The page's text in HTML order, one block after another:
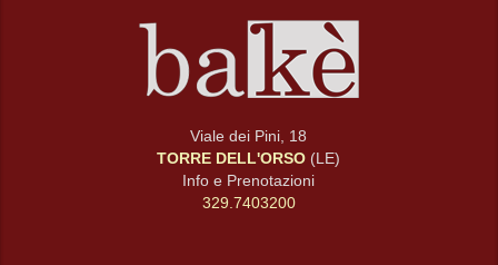
Viale dei Pini, 18
TORRE DELL'ORSO (LE)
Info e Prenotazioni
329.7403200